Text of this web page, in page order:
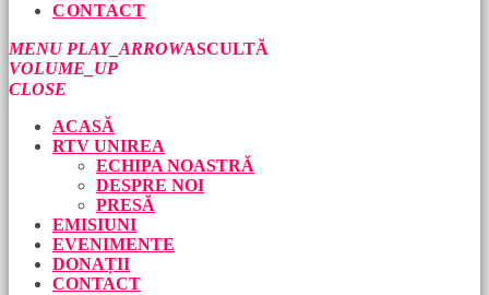
CONTACT
MENU PLAY_ARROWASCULTĂ
VOLUME_UP
CLOSE
ACASĂ
RTV UNIREA
ECHIPA NOASTRĂ
DESPRE NOI
PRESĂ
EMISIUNI
EVENIMENTE
DONAȚII
CONTACT